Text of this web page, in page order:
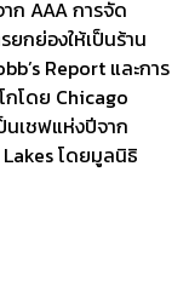
ก AAA การจัด
กย่องให้เป็นร้าน
Report และการ
กโดย Chicago
นเชฟแห่งปีจาก
โดยมูลนิธิ